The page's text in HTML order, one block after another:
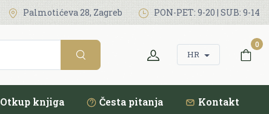
Palmotićeva 28, Zagreb PON-PET: 9-20 | SUB: 9-14
HR
0
Otkup knjiga Česta pitanja Kontakt